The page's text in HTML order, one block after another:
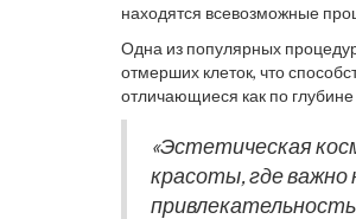
находятся всевозможные
Процесс омоложения и
Специалисты активно
Одна из популярных
отмерших клеток, что
отличающиеся как по
препаратов (например,
специалист подбирает
исследованиям, почти 60%
недель после процедуры.
«Эстетическая
красоты, где